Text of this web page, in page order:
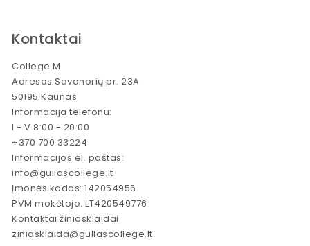
Kontaktai
College M
Adresas Savanorių pr. 23A
50195 Kaunas
Informacija telefonu:
I - V 8:00 - 20:00
+370 700 33224
Informacijos el. paštas:
info@gullascollege.lt
Įmonės kodas: 142054956
PVM mokėtojo: LT420549776
Kontaktai žiniasklaidai
ziniasklaida@gullascollege.lt